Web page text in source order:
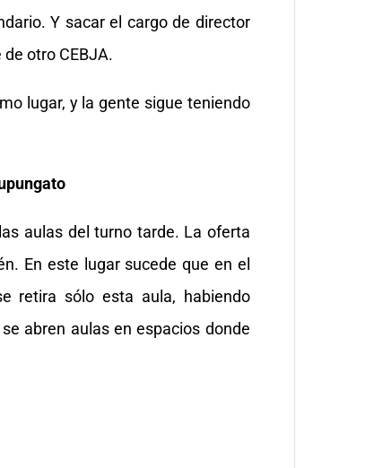
Y sacar el cargo de director
otro CEBJA.
lugar, y la gente sigue teniendo
aulas del turno tarde. La oferta
En este lugar sucede que en el
retira sólo esta aula, habiendo
abren aulas en espacios donde